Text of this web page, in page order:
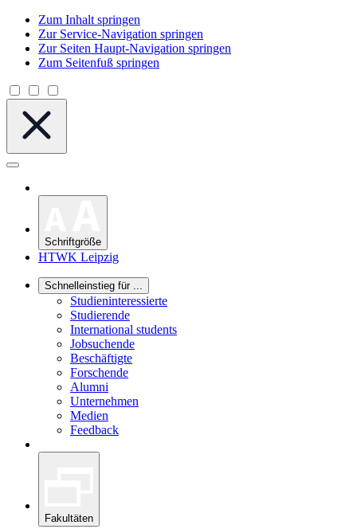
Zum Inhalt springen
Zur Service-Navigation springen
Zur Seiten Haupt-Navigation springen
Zum Seitenfuß springen
Schriftgröße
HTWK Leipzig
Schnelleinstieg für ...
Studieninteressierte
Studierende
International students
Jobsuchende
Beschäftigte
Forschende
Alumni
Unternehmen
Medien
Feedback
Fakultäten